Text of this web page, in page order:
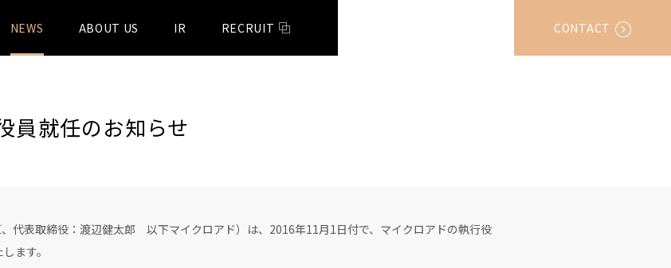
NEWS ABOUT US IR RECRUIT CONTACT
員就任のお知らせ
代表取締役：渡辺健太郎 以下マイクロアド）は、2016年11月1日付で、マイクロアドの執行役
ます。